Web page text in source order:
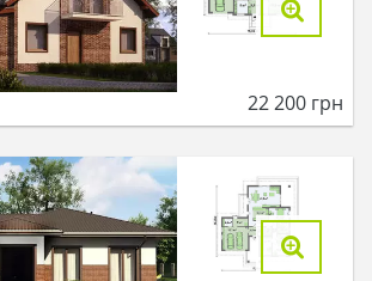
22 200 грн